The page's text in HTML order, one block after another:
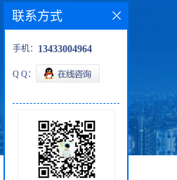
联系方式
手机： 13433004964
Q Q：